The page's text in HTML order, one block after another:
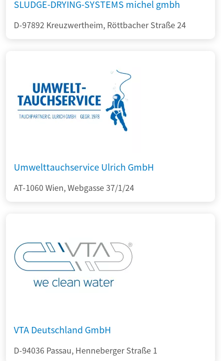
SLUDGE-DRYING-SYSTEMS michel gmbh
D-97892 Kreuzwertheim, Röttbacher Straße 24
Umwelttauchservice Ulrich GmbH
AT-1060 Wien, Webgasse 37/1/24
VTA Deutschland GmbH
D-94036 Passau, Henneberger Straße 1